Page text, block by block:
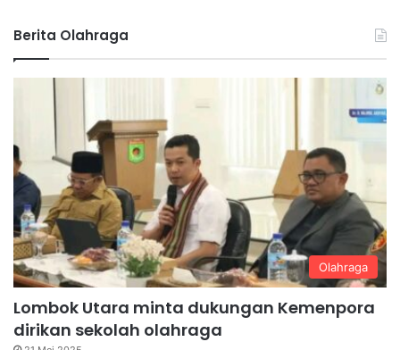
Berita Olahraga
Olahraga
Lombok Utara minta dukungan Kemenpora
dirikan sekolah olahraga